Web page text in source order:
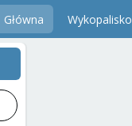
Główna Wykopalisko